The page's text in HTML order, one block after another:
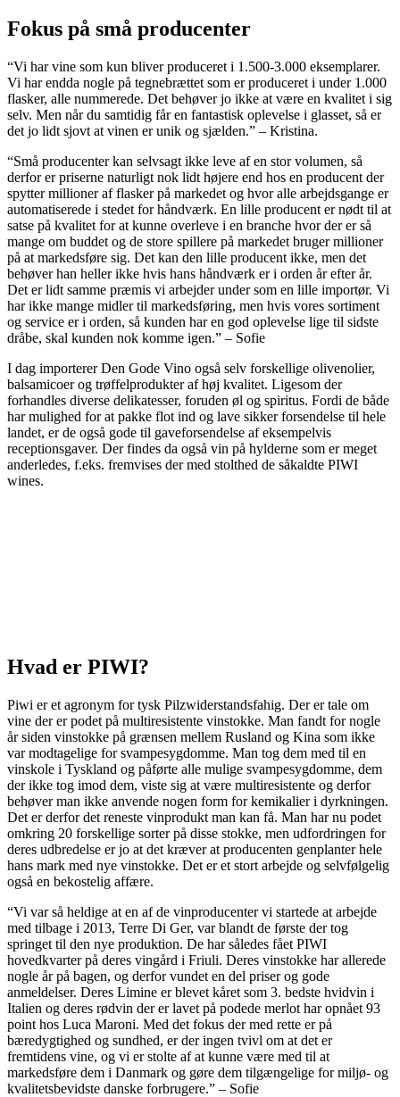
Fokus på små producenter
“Vi har vine som kun bliver produceret i 1.500-3.000 eksemplarer.
Vi har endda nogle på tegnebrættet som er produceret i under 1.000
flasker, alle nummerede. Det behøver jo ikke at være en kvalitet i sig
selv. Men når du samtidig får en fantastisk oplevelse i glasset, så er
det jo lidt sjovt at vinen er unik og sjælden.” – Kristina.
“Små producenter kan selvsagt ikke leve af en stor volumen, så
derfor er priserne naturligt nok lidt højere end hos en producent der
spytter millioner af flasker på markedet og hvor alle arbejdsgange er
automatiserede i stedet for håndværk. En lille producent er nødt til at
satse på kvalitet for at kunne overleve i en branche hvor der er så
mange om buddet og de store spillere på markedet bruger millioner
på at markedsføre sig. Det kan den lille producent ikke, men det
behøver han heller ikke hvis hans håndværk er i orden år efter år.
Det er lidt samme præmis vi arbejder under som en lille importør. Vi
har ikke mange midler til markedsføring, men hvis vores sortiment
og service er i orden, så kunden har en god oplevelse lige til sidste
dråbe, skal kunden nok komme igen.” – Sofie
I dag importerer Den Gode Vino også selv forskellige olivenolier,
balsamicoer og trøffelprodukter af høj kvalitet. Ligesom der
forhandles diverse delikatesser, foruden øl og spiritus. Fordi de både
har mulighed for at pakke flot ind og lave sikker forsendelse til hele
landet, er de også gode til gaveforsendelse af eksempelvis
receptionsgaver. Der findes da også vin på hylderne som er meget
anderledes, f.eks. fremvises der med stolthed de såkaldte PIWI
wines.
Hvad er PIWI?
Piwi er et agronym for tysk Pilzwiderstandsfahig. Der er tale om
vine der er podet på multiresistente vinstokke. Man fandt for nogle
år siden vinstokke på grænsen mellem Rusland og Kina som ikke
var modtagelige for svampesygdomme. Man tog dem med til en
vinskole i Tyskland og påførte alle mulige svampesygdomme, dem
der ikke tog imod dem, viste sig at være multiresistente og derfor
behøver man ikke anvende nogen form for kemikalier i dyrkningen.
Det er derfor det reneste vinprodukt man kan få. Man har nu podet
omkring 20 forskellige sorter på disse stokke, men udfordringen for
deres udbredelse er jo at det kræver at producenten genplanter hele
hans mark med nye vinstokke. Det er et stort arbejde og selvfølgelig
også en bekostelig affære.
“Vi var så heldige at en af de vinproducenter vi startede at arbejde
med tilbage i 2013, Terre Di Ger, var blandt de første der tog
springet til den nye produktion. De har således fået PIWI
hovedkvarter på deres vingård i Friuli. Deres vinstokke har allerede
nogle år på bagen, og derfor vundet en del priser og gode
anmeldelser. Deres Limine er blevet kåret som 3. bedste hvidvin i
Italien og deres rødvin der er lavet på podede merlot har opnået 93
point hos Luca Maroni. Med det fokus der med rette er på
bæredygtighed og sundhed, er der ingen tvivl om at det er
fremtidens vine, og vi er stolte af at kunne være med til at
markedsføre dem i Danmark og gøre dem tilgængelige for miljø- og
kvalitetsbevidste danske forbrugere.” – Sofie